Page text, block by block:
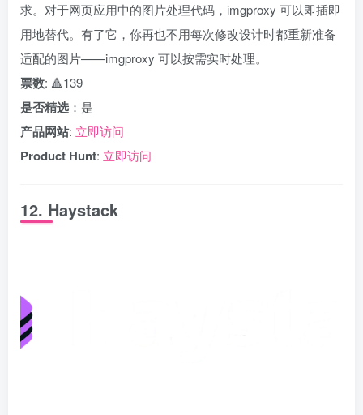
求。对于网页应用中的图片处理代码，imgproxy 可以即插即
用地替代。有了它，你再也不用每次修改设计时都重新准备
适配的图片——imgproxy 可以按需实时处理。
票数: 🔺139
是否精选 ：是
产品网站: 立即访问
Product Hunt: 立即访问
12. Haystack